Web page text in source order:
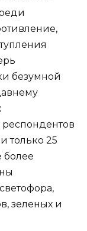
безумной
только 25
более
зеленых и